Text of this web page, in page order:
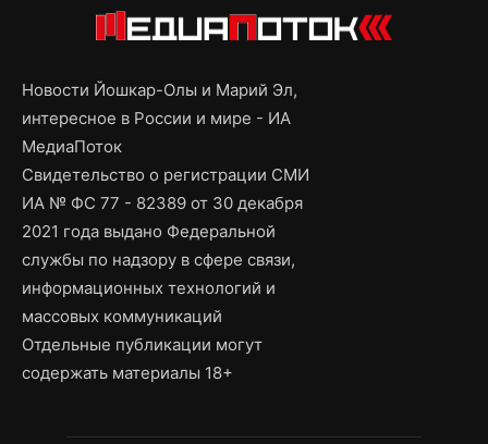
Новости Йошкар-Олы и Марий Эл,
интересное в России и мире - ИА
МедиаПоток
Свидетельство о регистрации СМИ
ИА № ФС 77 - 82389 от 30 декабря
2021 года выдано Федеральной
службы по надзору в сфере связи,
информационных технологий и
массовых коммуникаций
Отдельные публикации могут
содержать материалы 18+